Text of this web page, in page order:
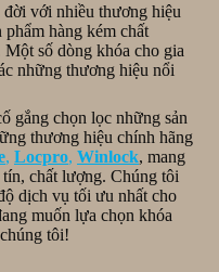
với nhiều thương hiệu
hàng kém chất
số dòng khóa cho gia
những thương hiệu nổi
gắng chọn lọc những sản
thương hiệu chính hãng
, Locpro, Winlock, mang
chất lượng. Chúng tôi
dịch vụ tối ưu nhất cho
muốn lựa chọn khóa
tôi!